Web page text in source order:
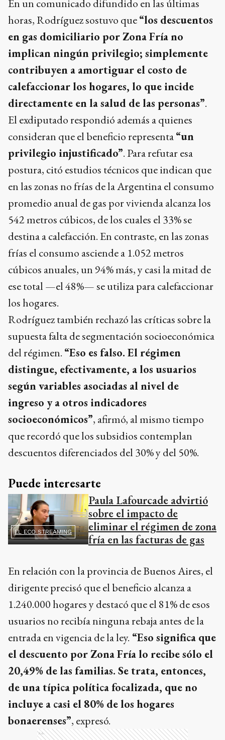
En un comunicado difundido en las últimas
horas, Rodríguez sostuvo que“los descuentos
en gas domiciliario por Zona Fría no
implican ningún privilegio; simplemente
contribuyen a amortiguar el costo de
calefaccionar los hogares, lo que incide
directamente en la salud de las personas”.
El exdiputado respondió además a quienes
consideran que el beneficio representa“un
privilegio injustificado”. Para refutar esa
postura, citó estudios técnicos que indican que
en las zonas no frías de la Argentina el consumo
promedio anual de gas por vivienda alcanza los
542 metros cúbicos, de los cuales el 33% se
destina a calefacción. En contraste, en las zonas
frías el consumo asciende a 1.052 metros
cúbicos anuales, un 94% más, y casi la mitad de
ese total —el 48%— se utiliza para calefaccionar
los hogares.
Rodríguez también rechazó las críticas sobre la
supuesta falta de segmentación socioeconómica
del régimen. “Eso es falso. El régimen
distingue, efectivamente, a los usuarios
según variables asociadas al nivel de
ingreso y a otros indicadores
socioeconómicos”, afirmó, al mismo tiempo
que recordó que los subsidios contemplan
descuentos diferenciados del 30% y del 50%.
Puede interesarte
EL ECO STREAMING
Paula Lafourcade advirtió
sobre el impacto de
eliminar el régimen de zona
fría en las facturas de gas
En relación con la provincia de Buenos Aires, el
dirigente precisó que el beneficio alcanza a
1.240.000 hogares y destacó que el 81% de esos
usuarios no recibía ninguna rebaja antes de la
entrada en vigencia de la ley. “Eso significa que
el descuento por Zona Fría lo recibe sólo el
20,49% de las familias. Se trata, entonces,
de una típica política focalizada, que no
incluye a casi el 80% de los hogares
bonaerenses”, expresó.
Ads